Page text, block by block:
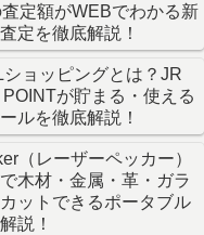
定額がWEBでわかる新
定を徹底解説！
ショッピングとは？JR
が貯まる・使える
ルを徹底解説！
（レーザーペッカー）
木材・金属・革・ガラ
ットできるポータブル
説！